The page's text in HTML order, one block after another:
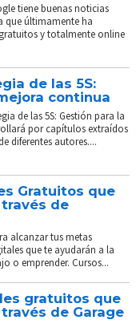
tiene buenas noticias
que últimamente ha
y totalmente online
de las 5S:
continua
de las 5S: Gestión para la
por capítulos extraídos
diferentes autores....
Gratuitos que
de
alcanzar tus metas
que te ayudarán a la
o emprender. Cursos...
gratuitos que
de Garage